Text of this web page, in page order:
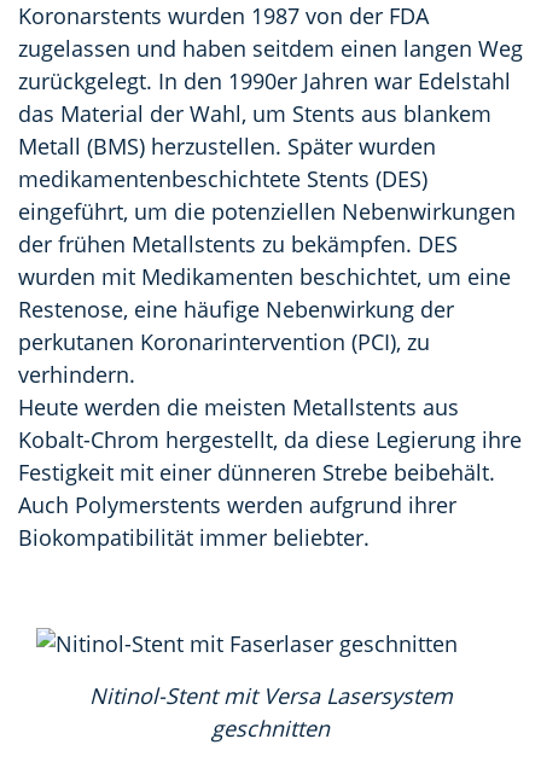
Koronarstents wurden 1987 von der FDA
zugelassen und haben seitdem einen langen Weg
zurückgelegt. In den 1990er Jahren war Edelstahl
das Material der Wahl, um Stents aus blankem
Metall (BMS) herzustellen. Später wurden
medikamentenbeschichtete Stents (DES)
eingeführt, um die potenziellen Nebenwirkungen
der frühen Metallstents zu bekämpfen. DES
wurden mit Medikamenten beschichtet, um eine
Restenose, eine häufige Nebenwirkung der
perkutanen Koronarintervention (PCI), zu
verhindern.
Heute werden die meisten Metallstents aus
Kobalt-Chrom hergestellt, da diese Legierung ihre
Festigkeit mit einer dünneren Strebe beibehält.
Auch Polymerstents werden aufgrund ihrer
Biokompatibilität immer beliebter.
Nitinol-Stent mit Versa Lasersystem
geschnitten